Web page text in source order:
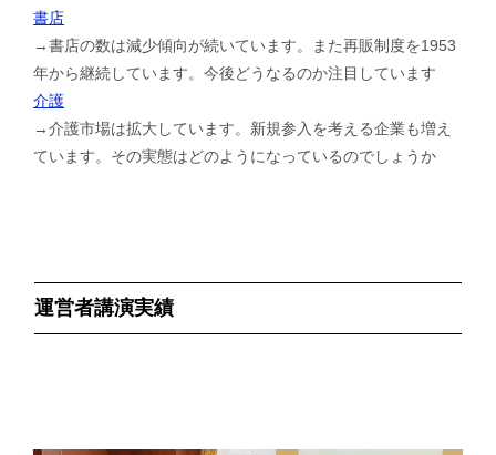
書店
→書店の数は減少傾向が続いています。また再販制度を1953
年から継続しています。今後どうなるのか注目しています
介護
→介護市場は拡大しています。新規参入を考える企業も増え
ています。その実態はどのようになっているのでしょうか
運営者講演実績